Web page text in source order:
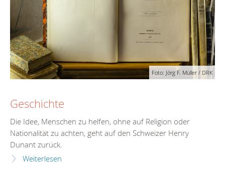
Foto: Jörg F. Müller / DRK
Geschichte
Die Idee, Menschen zu helfen, ohne auf Religion oder
Nationalität zu achten, geht auf den Schweizer Henry
Dunant zurück.
Weiterlesen